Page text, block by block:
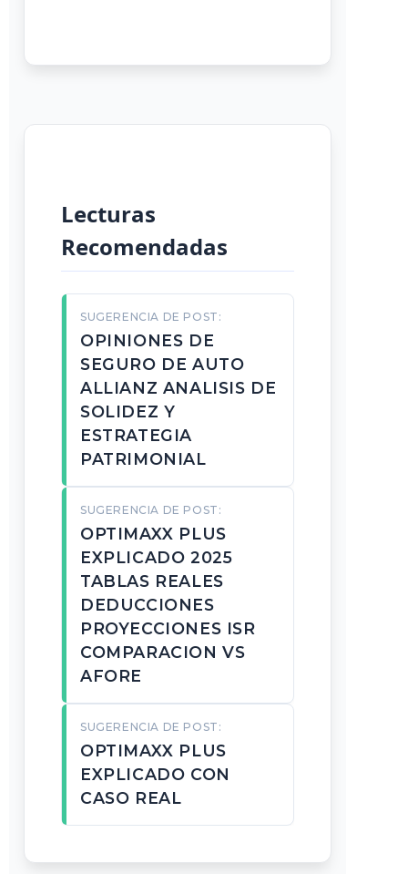
Lecturas
Recomendadas
SUGERENCIA DE POST:
OPINIONES DE
SEGURO DE AUTO
ALLIANZ ANALISIS DE
SOLIDEZ Y
ESTRATEGIA
PATRIMONIAL
SUGERENCIA DE POST:
OPTIMAXX PLUS
EXPLICADO 2025
TABLAS REALES
DEDUCCIONES
PROYECCIONES ISR
COMPARACION VS
AFORE
SUGERENCIA DE POST:
OPTIMAXX PLUS
EXPLICADO CON
CASO REAL